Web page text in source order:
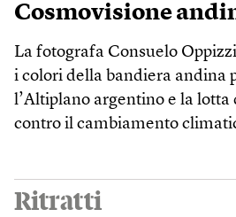
Cosmovisione
La fotografa Consuelo
i colori della bandiera andina
l’Altiplano argentino e la lotta
contro il cambiamento
Ritratti